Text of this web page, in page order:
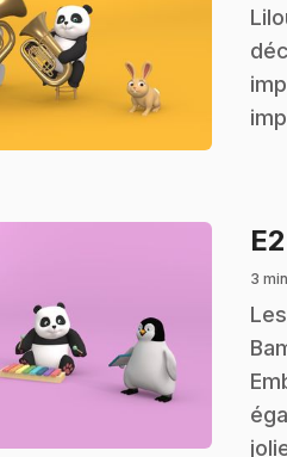
.
E2
3 min
.